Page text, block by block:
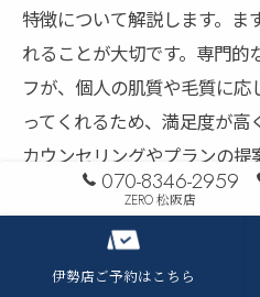
特徴について解説します。ま
れることが大切です。専門
フが、個人の肌質や毛質に応
ってくれるため、満足度が高
カウンセリングやプランの
ーズに応えることができるの
で安心感を与える環境づくり
要素が整っているサロンは、
す。脱毛を始める方にとって
070-8346-2959
ZERO 松阪店
伊勢店ご予約はこちら